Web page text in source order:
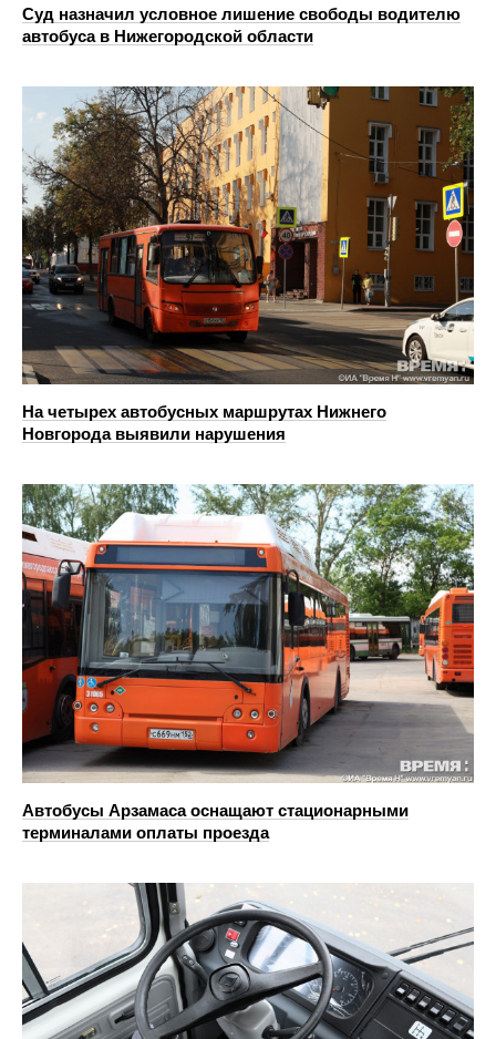
Суд назначил условное лишение свободы водителю
автобуса в Нижегородской области
На четырех автобусных маршрутах Нижнего
Новгорода выявили нарушения
Автобусы Арзамаса оснащают стационарными
терминалами оплаты проезда